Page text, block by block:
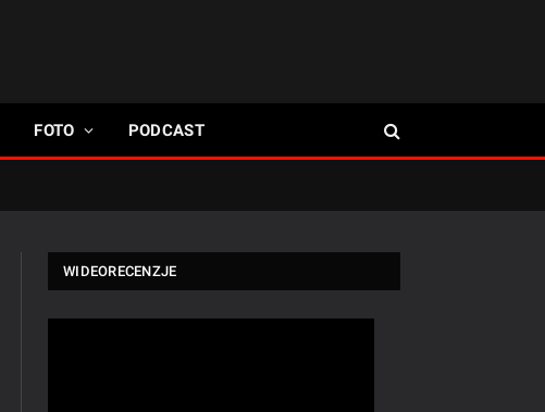
FOTO PODCAST
WIDEORECENZJE